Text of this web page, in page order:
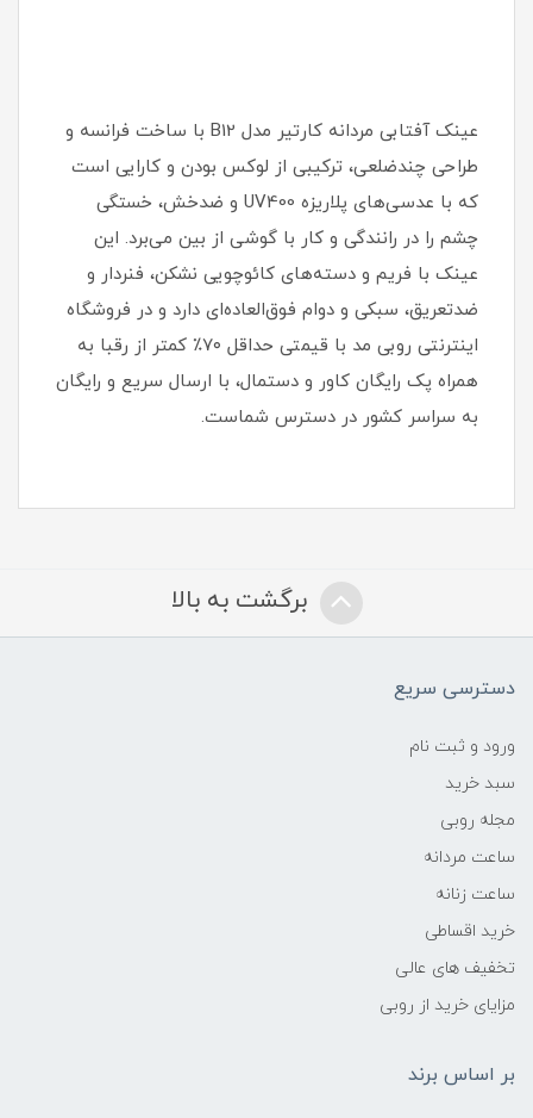
عینک آفتابی مردانه کارتیر مدل B12 با ساخت فرانسه و
طراحی چندضلعی، ترکیبی از لوکس بودن و کارایی است
که با عدسی‌های پلاریزه UV400 و ضدخش، خستگی
چشم را در رانندگی و کار با گوشی از بین می‌برد. این
عینک با فریم و دسته‌های کائوچویی نشکن، فنردار و
ضدتعریق، سبکی و دوام فوق‌العاده‌ای دارد و در فروشگاه
اینترنتی روبی مد با قیمتی حداقل ۷۰٪ کمتر از رقبا به
همراه پک رایگان کاور و دستمال، با ارسال سریع و رایگان
به سراسر کشور در دسترس شماست.
برگشت به بالا
دسترسی سریع
ورود و ثبت نام
سبد خرید
مجله روبی
ساعت مردانه
ساعت زنانه
خرید اقساطی
تخفیف های عالی
مزایای خرید از روبی
بر اساس برند